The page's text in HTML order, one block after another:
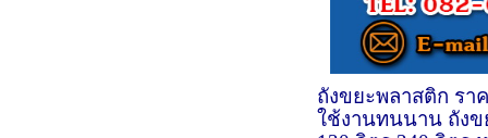
ถังขยะพลาสติก รา
ใช้งานทนนาน ถังข